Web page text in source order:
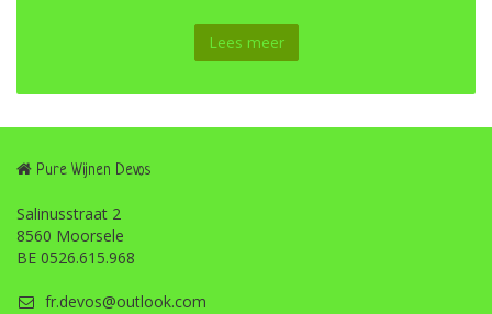
Lees meer
Pure Wijnen Devos
Salinusstraat 2
8560 Moorsele
BE 0526.615.968
fr.devos@outlook.com